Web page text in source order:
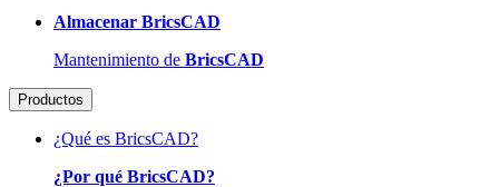
Almacenar BricsCAD
Mantenimiento de BricsCAD
Productos
¿Qué es BricsCAD?
¿Por qué BricsCAD?